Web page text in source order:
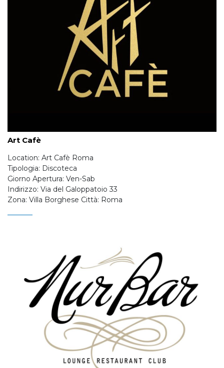
Art Cafè
Location: Art Cafè Roma
Tipologia: Discoteca
Giorno Apertura: Ven-Sab
Indirizzo: Via del Galoppatoio 33
Zona: Villa Borghese Città: Roma